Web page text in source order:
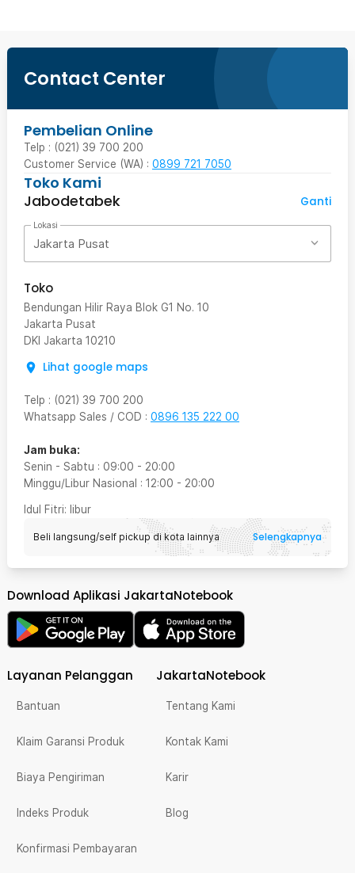
Contact Center
Pembelian Online
Telp : (021) 39 700 200
Customer Service (WA) : 0899 721 7050
Toko Kami
Jabodetabek
Ganti
Lokasi
Jakarta Pusat
Toko
Bendungan Hilir Raya Blok G1 No. 10
Jakarta Pusat
DKI Jakarta 10210
Lihat google maps
Telp : (021) 39 700 200
Whatsapp Sales / COD : 0896 135 222 00
Jam buka:
Senin - Sabtu : 09:00 - 20:00
Minggu/Libur Nasional : 12:00 - 20:00
Idul Fitri: libur
Beli langsung/self pickup di kota lainnya Selengkapnya
Download Aplikasi JakartaNotebook
Layanan Pelanggan
Bantuan
Klaim Garansi Produk
Biaya Pengiriman
Indeks Produk
Konfirmasi Pembayaran
JakartaNotebook
Tentang Kami
Kontak Kami
Karir
Blog